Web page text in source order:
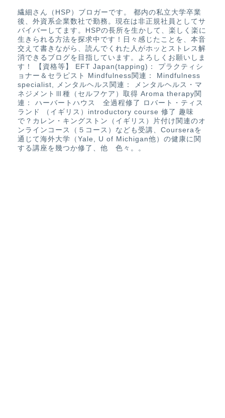
繊細さん（HSP）ブロガーです。 都内の私立大学卒業
後、外資系企業数社で勤務。現在は非正規社員としてサ
バイバーしてます。HSPの長所を生かして、楽しく楽に
生きられる方法を探求中です！日々感じたことを、本音
交えて書きながら、読んでくれた人がホッとストレス解
消できるブログを目指しています。よろしくお願いしま
す！ 【資格等】 EFT Japan(tapping)： プラクティシ
ョナー＆セラピスト Mindfulness関連： Mindfulness
specialist, メンタルヘルス関連： メンタルヘルス・マ
ネジメントⅢ種（セルフケア）取得 Aroma therapy関
連： ハーバートハウス 全過程修了 ロバート・ティス
ランド （イギリス）introductory course 修了 趣味
で？カレン・キングストン（イギリス）片付け関連のオ
ンラインコース（５コース）なども受講、Courseraを
通じて海外大学（Yale, U of Michigan他）の健康に関
する講座を幾つか修了、他 色々。。